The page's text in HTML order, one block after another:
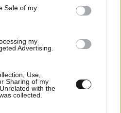
Sale of my
my
Advertising.
Use,
Sharing of my
with the
collected.
αιχμάλωτες και
στη Θεσσαλονίκη